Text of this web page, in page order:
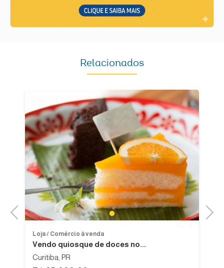
Relacionados
Previous 1
Loja / Comércio à venda
Vendo quiosque de doces no...
Curitiba, PR
Next